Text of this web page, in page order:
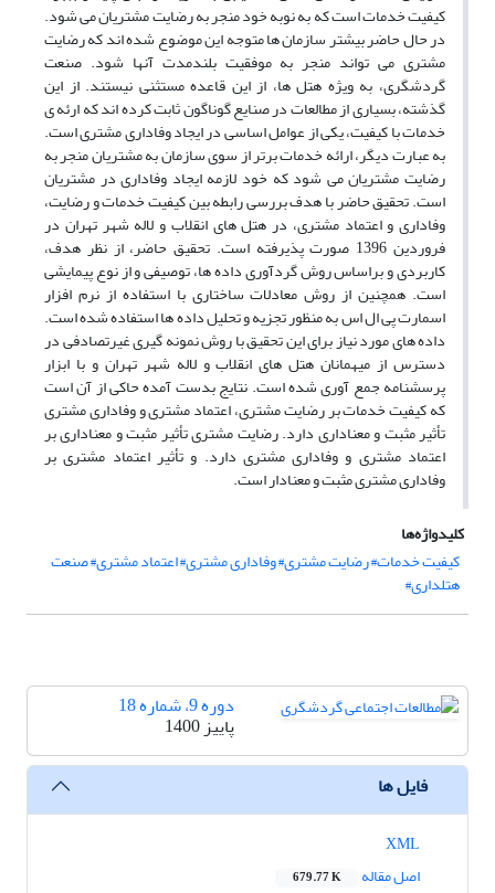
کیفیت خدمات است که به نوبه خود منجر به رضایت مشتریان می شود.
در حال حاضر بیشتر سازمان ها متوجه این موضوع شده اند که رضایت
مشتری می تواند منجر به موفقیت بلندمدت آنها شود. صنعت
گردشگری، به ویژه هتل ها، از این قاعده مستثنی نیستند. از این
گذشته، بسیاری از مطالعات در صنایع گوناگون ثابت کرده اند که ارئه ی
خدمات با کیفیت، یکی از عوامل اساسی در ایجاد وفاداری مشتری است.
به عبارت دیگر، ارائه خدمات برتر از سوی سازمان به مشتریان منجر به
رضایت مشتریان می شود که خود لازمه ایجاد وفاداری در مشتریان
است. تحقیق حاضر با هدف بررسی رابطه بین کیفیت خدمات و رضایت،
وفاداری و اعتماد مشتری، در هتل های انقلاب و لاله شهر تهران در
فروردین 1396 صورت پذیرفته است. تحقیق حاضر، از نظر هدف،
کاربردی و براساس روش گردآوری داده ها، توصیفی و از نوع پیمایشی
است. همچنین از روش معادلات ساختاری با استفاده از نرم افزار
اسمارت پی ال اس به منظور تجزیه و تحلیل داده ها استفاده شده است.
داده های مورد نیاز برای این تحقیق با روش نمونه گیری غیرتصادفی در
دسترس از میهمانان هتل های انقلاب و لاله شهر تهران و با ابزار
پرسشنامه جمع آوری شده است. نتایج بدست آمده حاکی از آن است
که کیفیت خدمات بر رضایت مشتری، اعتماد مشتری و وفاداری مشتری
تأثیر مثبت و معناداری دارد. رضایت مشتری تأثیر مثبت و معناداری بر
اعتماد مشتری و وفاداری مشتری دارد. و تأثیر اعتماد مشتری بر
وفاداری مشتری مثبت و معنادار است.
کلیدواژه‌ها
کیفیت خدمات# رضایت مشتری# وفاداری مشتری# اعتماد مشتری# صنعت
هتلداری#
دوره 9، شماره 18
پاییز 1400
فایل ها
اصل مقاله
679.77 K